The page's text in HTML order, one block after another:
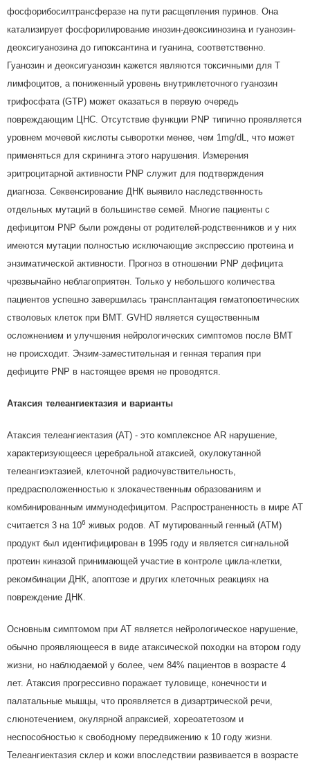
фосфорибосилтрансферазе на пути расщепления пуринов. Она
катализирует фосфорилирование инозин-деоксиинозина и гуанозин-
деоксигуанозина до гипоксантина и гуанина, соответственно.
Гуанозин и деоксигуанозин кажется являются токсичными для Т
лимфоцитов, а пониженный уровень внутриклеточного гуанозин
трифосфата (GTP) может оказаться в первую очередь
повреждающим ЦНС. Отсутствие функции PNP типично проявляется
уровнем мочевой кислоты сыворотки менее, чем 1mg/dL, что может
применяться для скрининга этого нарушения. Измерения
эритроцитарной активности PNP служит для подтверждения
диагноза. Секвенсирование ДНК выявило наследственность
отдельных мутаций в большинстве семей. Многие пациенты с
дефицитом PNP были рождены от родителей-родственников и у них
имеются мутации полностью исключающие экспрессию протеина и
энзиматической активности. Прогноз в отношении PNP дефицита
чрезвычайно неблагоприятен. Только у небольшого количества
пациентов успешно завершилась трансплантация гематопоетических
стволовых клеток при BMT. GVHD является существенным
осложнением и улучшения нейрологических симптомов после ВМТ
не происходит. Энзим-заместительная и генная терапия при
дефиците PNP в настоящее время не проводятся.
Атаксия телеангиектазия и варианты
Атаксия телеангиектазия (АТ) - это комплексное AR нарушение,
характеризующееся церебральной атаксией, окулокутанной
телеангиэктазией, клеточной радиочувствительность,
предрасположенностью к злокачественным образованиям и
комбинированным иммунодефицитом. Распространенность в мире АТ
считается 3 на 106 живых родов. АТ мутированный генный (АТМ)
продукт был идентифицирован в 1995 году и является сигнальной
протеин киназой принимающей участие в контроле цикла-клетки,
рекомбинации ДНК, апоптозе и других клеточных реакциях на
повреждение ДНК.
Основным симптомом при АТ является нейрологическое нарушение,
обычно проявляющееся в виде атаксической походки на втором году
жизни, но наблюдаемой у более, чем 84% пациентов в возрасте 4
лет. Атаксия прогрессивно поражает туловище, конечности и
палатальные мышцы, что проявляется в дизартрической речи,
слюнотечением, окулярной апраксией, хореоатетозом и
неспособностью к свободному передвижению к 10 году жизни.
Телеангиектазия склер и кожи впоследствии развивается в возрасте